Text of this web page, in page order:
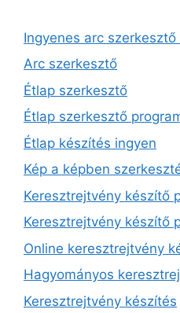
Ingyenes arc szerkesztő
Arc szerkesztő
Étlap szerkesztő
Étlap szerkesztő
Étlap készítés ingyen
Kép a képben
Keresztrejtvény készítő
Keresztrejtvény készítő
Online keresztrejtvény
Hagyományos
Keresztrejtvény készítés